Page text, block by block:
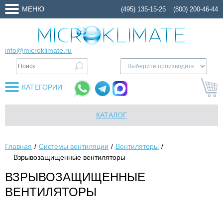
МЕНЮ (495) 135-15-25 (800) 200-46-44
info@microklimate.ru
КАТЕГОРИИ
КАТАЛОГ
Главная Системы вентиляции
Вентиляторы
Взрывозащищенные вентиляторы
ВЗРЫВОЗАЩИЩЕННЫЕ
ВЕНТИЛЯТОРЫ